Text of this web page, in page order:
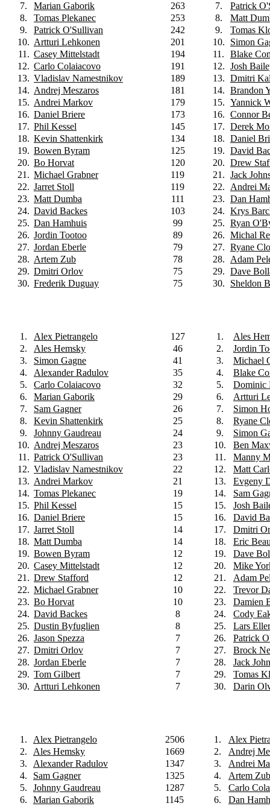
7.
Marian Gaborik
263
8.
Tomas Plekanec
253
9.
Patrick O'Sullivan
242
10. Artturi Lehkonen
201
11. Casey Mittelstadt
194
12. Carlo Colaiacovo
191
13. Vladislav Namestnikov
189
14. Andrej Meszaros
181
15. Andrei Markov
179
16. Daniel Briere
173
17. Phil Kessel
145
18. Kevin Shattenkirk
134
19. Bowen Byram
125
20. Bo Horvat
120
21. Michael Grabner
119
22. Jarret Stoll
119
23. Matt Dumba
111
24. David Backes
103
25. Dan Hamhuis
99
26. Jordin Tootoo
89
27. Jordan Eberle
79
28. Artem Zub
78
29. Dmitri Orlov
75
30. Frederik Duguay 75
7.
Patrick
8.
Matt
9.
Tomas
10.
Simon
11.
Blake
12. Josh
13. Dmitri
14. Brandon
15. Yannick
16. Connor
17. Derek
18. Daniel
19. David
20. Drew
21. Jack
22.
Andrei
23. Dan
24. Krys
25. Ryan
26. Michal
27. Ryane
28.
Adam
29. Dave
30.
Sheldon
1. Alex Pietrangelo
127
2.
Ales Hemsky
46
3.
Simon Gagne
41
4.
Alexander Radulov
35
5.
Carlo Colaiacovo
32
6.
Marian Gaborik
29
7.
Sam Gagner
26
8.
Kevin Shattenkirk
25
9.
Johnny Gaudreau
24
10. Andrej Meszaros
23
11. Patrick O'Sullivan
23
12. Vladislav Namestnikov
22
13. Andrei Markov
21
14. Tomas Plekanec
19
15. Phil Kessel
15
16. Daniel Briere
15
17. Jarret Stoll
14
18. Matt Dumba
14
19. Bowen Byram
12
20. Casey Mittelstadt
12
21. Drew Stafford
12
22. Michael Grabner
10
23. Bo Horvat
10
24. David Backes
8
25. Dustin Byfuglien
8
26. Jason Spezza
7
27. Dmitri Orlov
7
28. Jordan Eberle
7
29. Tom Gilbert
7
30. Artturi Lehkonen 7
1.
Ales
2.
Jordin
3.
Michael
4.
Blake
5.
Dominic
6.
Artturi
7.
Simon
8.
Ryane
9.
Simon
10.
Ben
11.
Manny
12.
Matt
13.
Evgeny
14.
Sam
15.
Josh
16.
David
17.
Dmitri
18.
Eric
19.
Dave
20.
Mike
21.
Adam
22.
Trevor
23.
Damien
24.
Cody
25.
Lars Eller
26.
Patrick
27.
Brock
28.
Jack
29.
Tomas
30.
Darin
1. Alex Pietrangelo
2506
2.
Ales Hemsky
1669
3.
Alexander Radulov
1347
4.
Sam Gagner
1325
5.
Johnny Gaudreau
1287
6.
Marian Gaborik
1145
1.
Alex
2.
Andrej
3.
Andrei
4.
Artem Zub
5.
Carlo
6.
Dan